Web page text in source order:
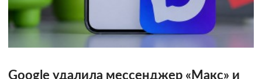
Google удалила мессенджер «Макс» и